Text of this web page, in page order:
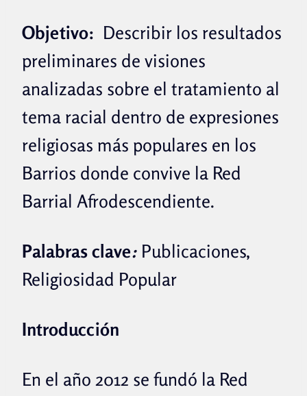
Objetivo: Describir los resultados
preliminares de visiones
analizadas sobre el tratamiento al
tema racial dentro de expresiones
religiosas más populares en los
Barrios donde convive la Red
Barrial Afrodescendiente.
Palabras clave: Publicaciones,
Religiosidad Popular
Introducción
En el año 2012 se fundó la Red